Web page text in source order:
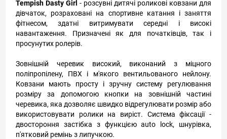
Tempish Dasty Girl - розсувні дитячі роликові ковзани для
дівчаток, розраховані на спортивне катання і заняття
фітнесом, здатні витримувати середні і високі
навантаження. Призначені як для початківців, так і
просунутих ролерів.
Зовнішній черевик високий, виконаний з міцного
поліпропілену, ПВХ і м'якого вентильованого нейлону.
Ковзани мають просту і зручну систему регулювання
розміру за допомогою кнопки на зовнішній частині
черевика, яка дозволяє швидко відрегулювати розмір або
використовувати ролики на виріст. Система фіксації -
двостороння застібка з функцією auto lock, шнурівка,
п'ятковий ремінь з липучкою.